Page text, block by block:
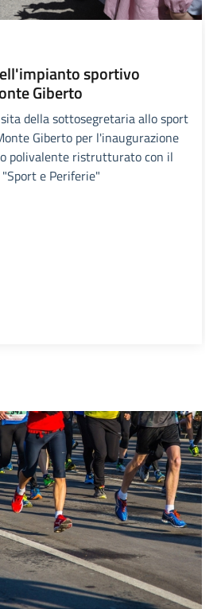
sportivo
Giberto
della sottosegretaria allo sport
Giberto per l'inaugurazione
polivalente ristrutturato con il
e Periferie"